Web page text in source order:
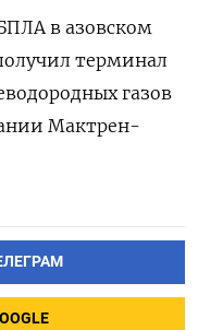
в азовском
терминал
газов
Мактрен-